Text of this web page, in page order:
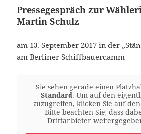
Pressegespräch zur
Martin Schulz
am 13. September 2017 in der
am Berliner Schiffbauerdamm
Sie sehen gerade einen
Standard. Um auf den
zuzugreifen, klicken Sie auf
Bitte beachten Sie, dass
Drittanbieter